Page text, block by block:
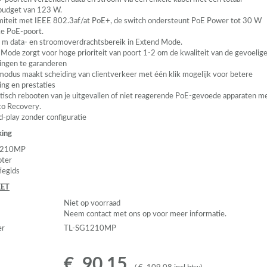
van 123 W.
met
IEEE 802.3af/at PoE+, de switch ondersteunt PoE Power tot 30 W
PoE-poort.
data- en stroomoverdrachtsbereik in Extend Mode.
zorgt voor hoge prioriteit van poort 1-2 om de kwaliteit van de gevoelige
te garanderen
maakt scheiding van clientverkeer met één klik mogelijk voor betere
en prestaties
rebooten van je uitgevallen of niet reagerende PoE-gevoede apparaten
Recovery.
play zonder configuratie
Niet op voorraad
Neem contact met ons op voor meer informatie.
TL-SG1210MP